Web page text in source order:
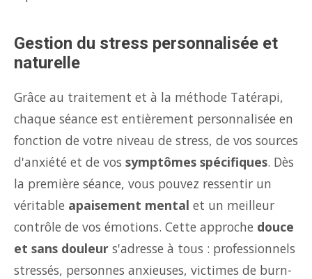
Gestion du stress personnalisée et
naturelle
Grâce au traitement et à la méthode Tatérapi,
chaque séance est entièrement personnalisée en
fonction de votre niveau de stress, de vos sources
d'anxiété et de vos symptômes spécifiques. Dès
la première séance, vous pouvez ressentir un
véritable apaisement mental et un meilleur
contrôle de vos émotions. Cette approche douce
et sans douleur s'adresse à tous : professionnels
stressés, personnes anxieuses, victimes de burn-